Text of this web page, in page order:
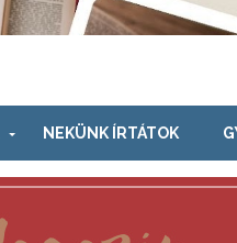
NEKÜNK ÍRTÁTOK